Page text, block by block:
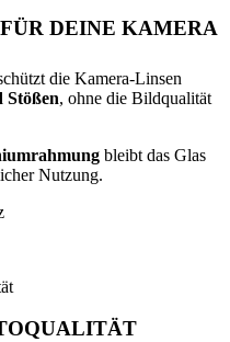
DEINE KAMERA
die Kamera-Linsen
Stößen, ohne die Bildqualität
bleibt das Glas
Nutzung.